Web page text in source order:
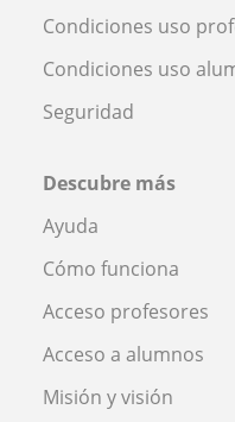
Condiciones uso
Condiciones uso
Seguridad
Descubre más
Ayuda
Cómo funciona
Acceso profesores
Acceso a alumnos
Misión y visión